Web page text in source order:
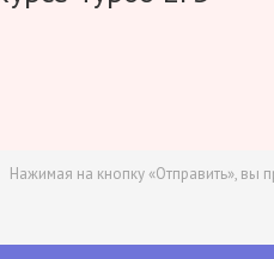
Нажимая на кнопку «Отправить», вы